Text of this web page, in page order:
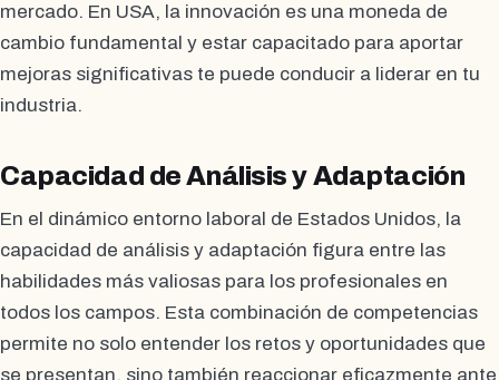
mercado. En USA, la innovación es una moneda de
cambio fundamental y estar capacitado para aportar
mejoras significativas te puede conducir a liderar en tu
industria.
Capacidad de Análisis y Adaptación
En el dinámico entorno laboral de Estados Unidos, la
capacidad de análisis y adaptación figura entre las
habilidades más valiosas para los profesionales en
todos los campos. Esta combinación de competencias
permite no solo entender los retos y oportunidades que
se presentan, sino también reaccionar eficazmente ante